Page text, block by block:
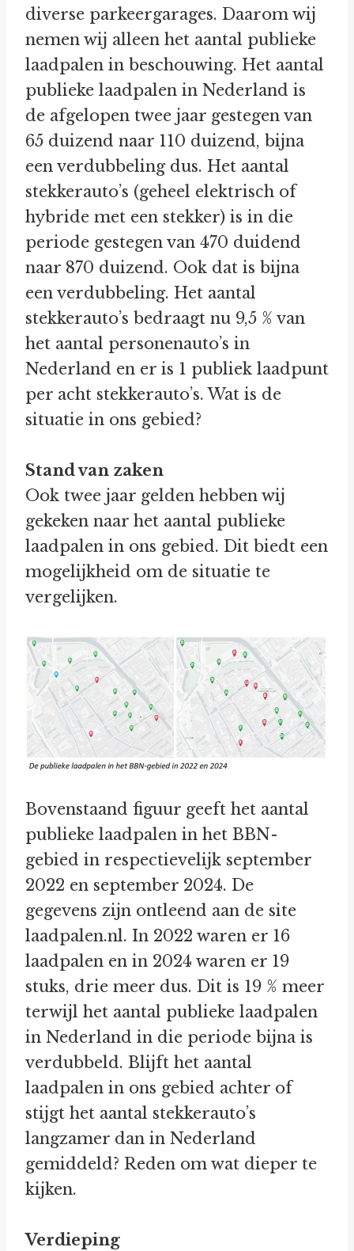
diverse parkeergarages. Daarom wij
nemen wij alleen het aantal publieke
laadpalen in beschouwing. Het aantal
publieke laadpalen in Nederland is
de afgelopen twee jaar gestegen van
65 duizend naar 110 duizend, bijna
een verdubbeling dus. Het aantal
stekkerauto’s (geheel elektrisch of
hybride met een stekker) is in die
periode gestegen van 470 duidend
naar 870 duizend. Ook dat is bijna
een verdubbeling. Het aantal
stekkerauto’s bedraagt nu 9,5 % van
het aantal personenauto’s in
Nederland en er is 1 publiek laadpunt
per acht stekkerauto’s. Wat is de
situatie in ons gebied?
Stand van zaken
Ook twee jaar gelden hebben wij
gekeken naar het aantal publieke
laadpalen in ons gebied. Dit biedt een
mogelijkheid om de situatie te
vergelijken.
Bovenstaand figuur geeft het aantal
publieke laadpalen in het BBN-
gebied in respectievelijk september
2022 en september 2024. De
gegevens zijn ontleend aan de site
laadpalen.nl. In 2022 waren er 16
laadpalen en in 2024 waren er 19
stuks, drie meer dus. Dit is 19 % meer
terwijl het aantal publieke laadpalen
in Nederland in die periode bijna is
verdubbeld. Blijft het aantal
laadpalen in ons gebied achter of
stijgt het aantal stekkerauto’s
langzamer dan in Nederland
gemiddeld? Reden om wat dieper te
kijken.
Verdieping